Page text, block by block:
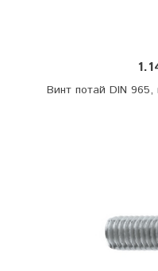
Винт потай DIN